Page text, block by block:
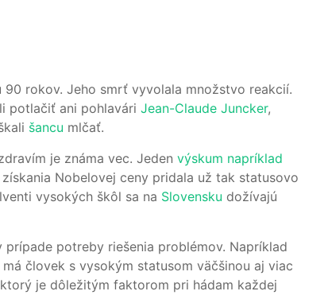
90 rokov. Jeho smrť vyvolala množstvo reakcií.
potlačiť ani pohlavári Jean-Claude Juncker,
šancu mlčať.
je známa vec. Jeden výskum napríklad
Nobelovej ceny pridala už tak statusovo
vysokých škôl sa na Slovensku dožívajú
potreby riešenia problémov. Napríklad
človek s vysokým statusom väčšinou aj viac
je dôležitým faktorom pri hádam každej